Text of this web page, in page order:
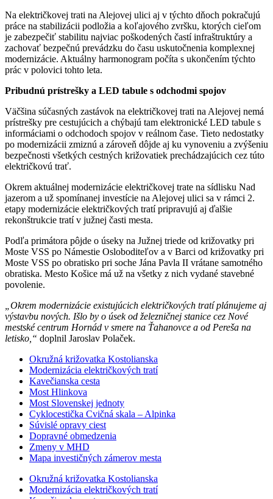
Na električkovej trati na Alejovej ulici aj v týchto dňoch pokračujú
práce na stabilizácii podložia a koľajového zvršku, ktorých cieľom
je zabezpečiť stabilitu najviac poškodených častí infraštruktúry a
zachovať bezpečnú prevádzku do času uskutočnenia komplexnej
modernizácie. Aktuálny harmonogram počíta s ukončením týchto
prác v polovici tohto leta.
Pribudnú prístrešky a LED tabule s odchodmi spojov
Väčšina súčasných zastávok na električkovej trati na Alejovej nemá
prístrešky pre cestujúcich a chýbajú tam elektronické LED tabule s
informáciami o odchodoch spojov v reálnom čase. Tieto nedostatky
po modernizácii zmiznú a zároveň dôjde aj ku vynoveniu a zvýšeniu
bezpečnosti všetkých cestných križovatiek prechádzajúcich cez túto
električkovú trať.
Okrem aktuálnej modernizácie električkovej trate na sídlisku Nad
jazerom a už spomínanej investície na Alejovej ulici sa v rámci 2.
etapy modernizácie električkových tratí pripravujú aj ďalšie
rekonštrukcie tratí v južnej časti mesta.
Podľa primátora pôjde o úseky na Južnej triede od križovatky pri
Moste VSS po Námestie Osloboditeľov a v Barci od križovatky pri
Moste VSS po obratisko pri soche Jána Pavla II vrátane samotného
obratiska. Mesto Košice má už na všetky z nich vydané stavebné
povolenie.
„Okrem modernizácie existujúcich električkových tratí plánujeme aj
výstavbu nových. Išlo by o úsek od železničnej stanice cez Nové
mestské centrum Hornád v smere na Ťahanovce a od Pereša na
letisko,“ doplnil Jaroslav Polaček.
Okružná križovatka Kostolianska
Modernizácia električkových tratí
Kavečianska cesta
Most Hlinkova
Most Slovenskej jednoty
Cyklocestička Cvičná skala – Alpinka
Súvislé opravy ciest
Dopravné obmedzenia
Zmeny v MHD
Mapa investičných zámerov mesta
Okružná križovatka Kostolianska
Modernizácia električkových tratí